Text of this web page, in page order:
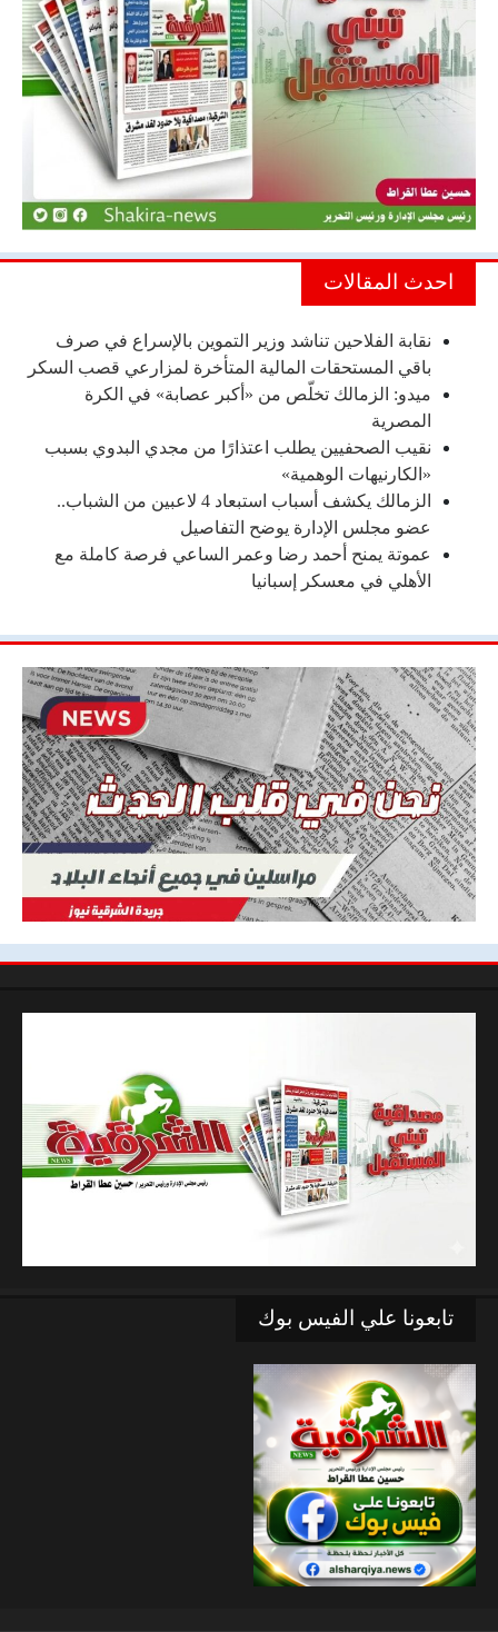
احدث المقالات
نقابة الفلاحين تناشد وزير التموين بالإسراع في صرف
باقي المستحقات المالية المتأخرة لمزارعي قصب السكر
ميدو: الزمالك تخلّص من «أكبر عصابة» في الكرة
المصرية
نقيب الصحفيين يطلب اعتذارًا من مجدي البدوي بسبب
«الكارنيهات الوهمية»
الزمالك يكشف أسباب استبعاد 4 لاعبين من الشباب..
عضو مجلس الإدارة يوضح التفاصيل
عموتة يمنح أحمد رضا وعمر الساعي فرصة كاملة مع
الأهلي في معسكر إسبانيا
تابعونا علي الفيس بوك